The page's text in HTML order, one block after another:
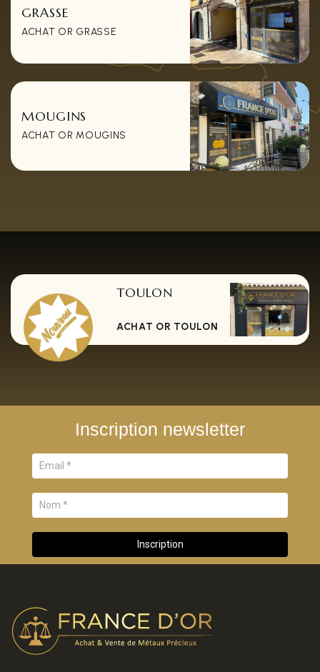
GRASSE
ACHAT OR GRASSE
MOUGINS
ACHAT OR MOUGINS
TOULON
ACHAT OR TOULON
Inscription newsletter